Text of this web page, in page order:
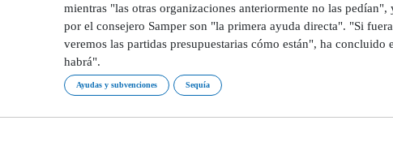
mientras "las otras organizaciones anteriormente no las
por el consejero Samper son "la primera ayuda directa". "Si
veremos las partidas presupuestarias cómo están", ha
habrá".
Ayudas y subvenciones Sequía